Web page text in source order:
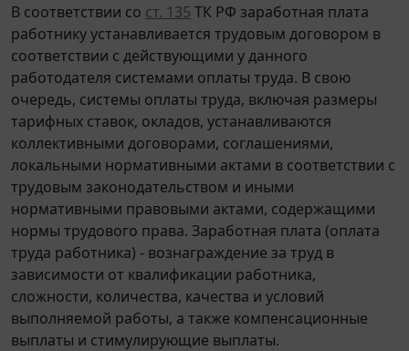
В соответствии со ст. 135 ТК РФ заработная плата
работнику устанавливается трудовым договором в
соответствии с действующими у данного
работодателя системами оплаты труда. В свою
очередь, системы оплаты труда, включая размеры
тарифных ставок, окладов, устанавливаются
коллективными договорами, соглашениями,
локальными нормативными актами в соответствии с
трудовым законодательством и иными
нормативными правовыми актами, содержащими
нормы трудового права. Заработная плата (оплата
труда работника) - вознаграждение за труд в
зависимости от квалификации работника,
сложности, количества, качества и условий
выполняемой работы, а также компенсационные
выплаты и стимулирующие выплаты.